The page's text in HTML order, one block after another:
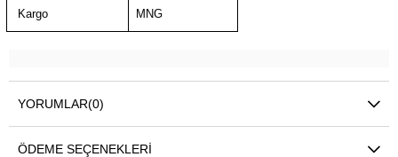
Kargo MNG
YORUMLAR(0)
ÖDEME SEÇENEKLERI